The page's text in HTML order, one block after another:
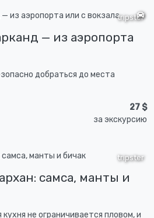
tripster
— из аэропорта
добраться до места
27 $
за экскурсию
tripster
самса, манты и
не ограничивается пловом, и